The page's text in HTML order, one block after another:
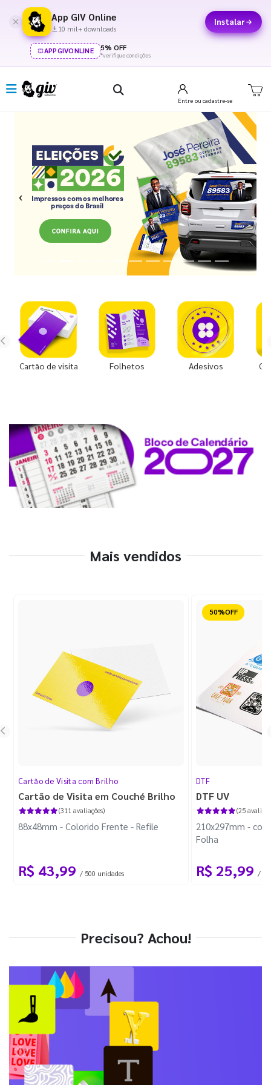
App GIV Online
10 mil+ downloads
Instalar
APPGIVONLINE 5% OFF
*verifique condições
Entre ou cadastre-se
Previous Next
Cartão de visita Folhetos Adesivos
Mais vendidos
Cartão de Visita com Brilho
Cartão de Visita em Couché Brilho
(311 avaliações)
88x48mm - Colorido Frente - Refile
R$ 43,99 / 500 unidades
Reduzido
DTF
DTF UV
(25
210x297mm -
Folha
R$ 25,99 / 1
Precisou? Achou!